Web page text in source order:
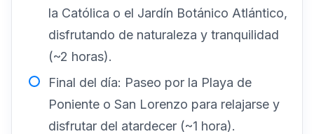
la Católica o el Jardín Botánico Atlántico,
disfrutando de naturaleza y tranquilidad
(~2 horas).
Final del día: Paseo por la Playa de
Poniente o San Lorenzo para relajarse y
disfrutar del atardecer (~1 hora).